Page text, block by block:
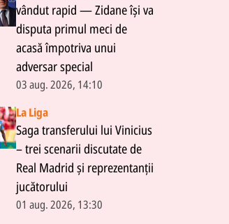
vândut rapid — Zidane își va
disputa primul meci de
acasă împotriva unui
adversar special
03 aug. 2026, 14:10
La Liga
Saga transferului lui Vinicius
– trei scenarii discutate de
Real Madrid și reprezentanții
jucătorului
01 aug. 2026, 13:30